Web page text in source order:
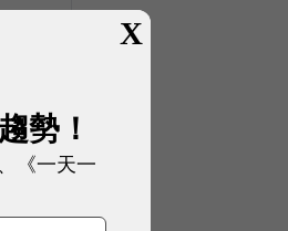
X
勢！
《一天一